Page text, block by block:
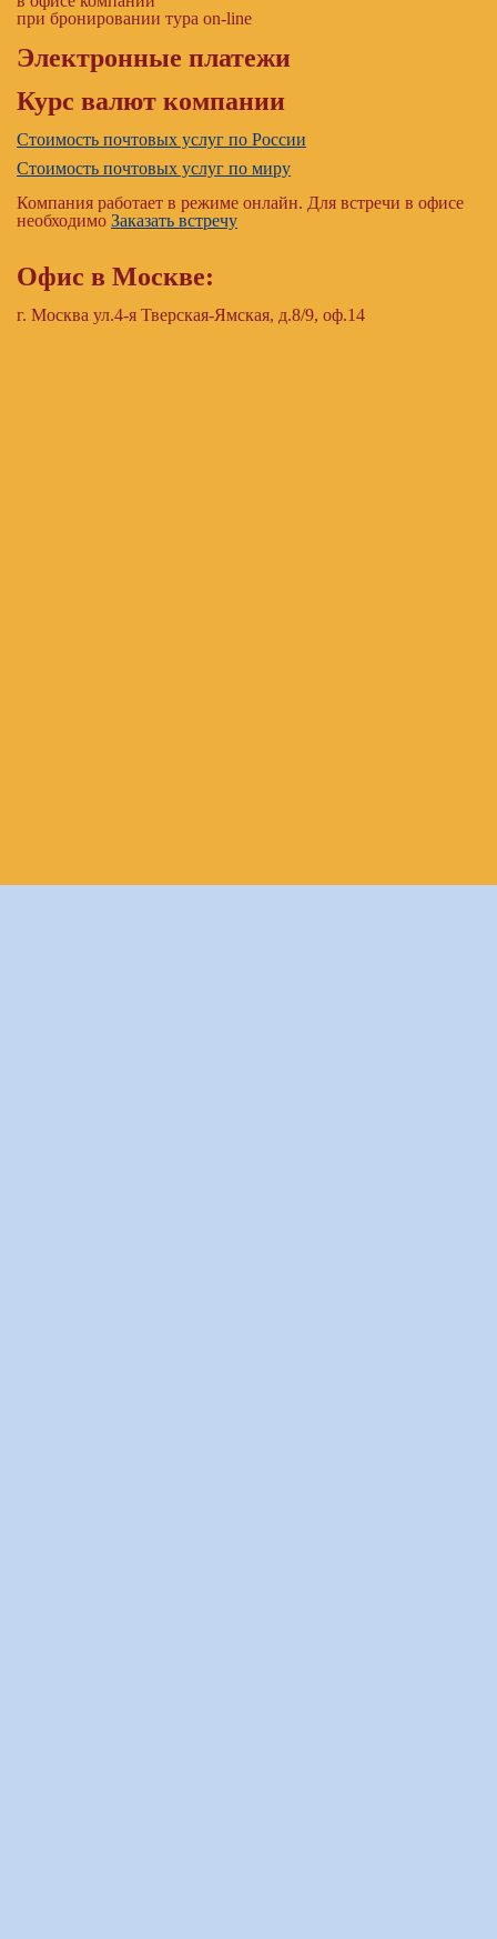
при бронировании тура on-line
Электронные платежи
Курс валют компании
Стоимость почтовых услуг по России
Стоимость почтовых услуг по миру
Компания работает в режиме онлайн. Для встречи в офисе
необходимо Заказать встречу
Офис в Москве:
г. Москва ул.4-я Тверская-Ямская, д.8/9, оф.14